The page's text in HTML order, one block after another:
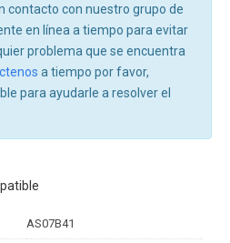
contacto con nuestro grupo de
en línea a tiempo para evitar
problema que se encuentra
a tiempo por favor,
para ayudarle a resolver el
AS07B41